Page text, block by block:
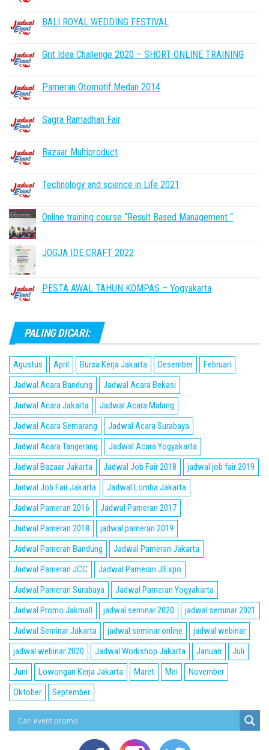
BALI ROYAL WEDDING FESTIVAL
Grit Idea Challenge 2020 – SHORT ONLINE TRAINING
Pameran Otomotif Medan 2014
Sagra Ramadhan Fair
Bazaar Multiproduct
Technology and science in Life 2021
Online training course “Result Based Management “
JOGJA IDE CRAFT 2022
PESTA AWAL TAHUN KOMPAS – Yogyakarta
PALING DICARI:
Agustus April Bursa Kerja Jakarta Desember
Februari
Jadwal Acara Bandung
Jadwal Acara Bekasi
Jadwal Acara Jakarta
Jadwal Acara Malang
Jadwal Acara Semarang
Jadwal Acara Surabaya
Jadwal Acara Tangerang
Jadwal Acara Yogyakarta
Jadwal Bazaar Jakarta
Jadwal Job Fair 2018
jadwal job fair 2019
Jadwal Job Fair Jakarta
Jadwal Lomba Jakarta
Jadwal Pameran 2016
Jadwal Pameran 2017
Jadwal Pameran 2018
jadwal pameran 2019
Jadwal Pameran Bandung
Jadwal Pameran Jakarta
Jadwal Pameran JCC
Jadwal Pameran JIExpo
Jadwal Pameran Surabaya
Jadwal Pameran Yogyakarta
Jadwal Promo Jakmall
jadwal seminar 2020
jadwal seminar 2021
Jadwal Seminar Jakarta
jadwal seminar online
jadwal webinar
jadwal webinar 2020
Jadwal Workshop Jakarta Januari
Juli
Juni
Lowongan Kerja Jakarta Maret Mei
November
Oktober
September